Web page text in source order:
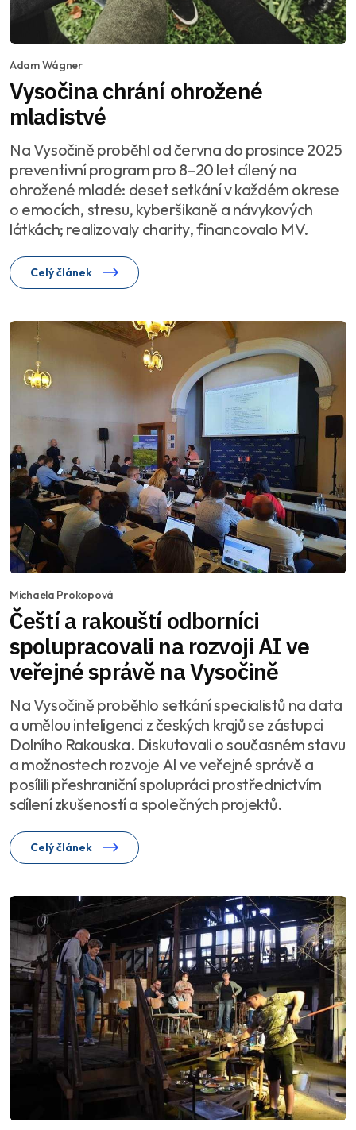
Adam Wágner
Vysočina chrání ohrožené
mladistvé
Na Vysočině proběhl od června do prosince 2025
preventivní program pro 8–20 let cílený na
ohrožené mladé: deset setkání v každém okrese
o emocích, stresu, kyberšikaně a návykových
látkách; realizovaly charity, financovalo MV.
Celý článek
Michaela Prokopová
Čeští a rakouští odborníci
spolupracovali na rozvoji AI ve
veřejné správě na Vysočině
Na Vysočině proběhlo setkání specialistů na data
a umělou inteligenci z českých krajů se zástupci
Dolního Rakouska. Diskutovali o současném stavu
a možnostech rozvoje AI ve veřejné správě a
posílili přeshraniční spolupráci prostřednictvím
sdílení zkušeností a společných projektů.
Celý článek